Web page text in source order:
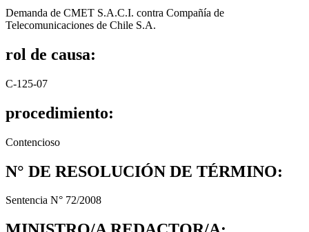
Demanda de CMET S.A.C.I. contra Compañía de
Telecomunicaciones de Chile S.A.
rol de causa:
C-125-07
procedimiento:
Contencioso
N° DE RESOLUCIÓN DE TÉRMINO:
Sentencia N° 72/2008